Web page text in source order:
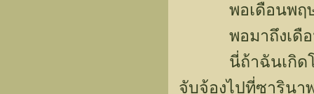
พอเดือนพฤษภ
พอมาถึงเดือนมิ
นี่ถ้าฉันเกิดโวย
จับจ้องไปที่ซารินา